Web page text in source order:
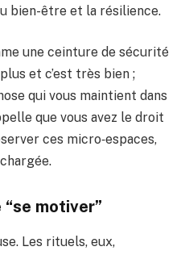
bien-être et la résilience.
une ceinture de sécurité
et c’est très bien ;
qui vous maintient dans
que vous avez le droit
ces micro‑espaces,
motiver”
Les rituels, eux,